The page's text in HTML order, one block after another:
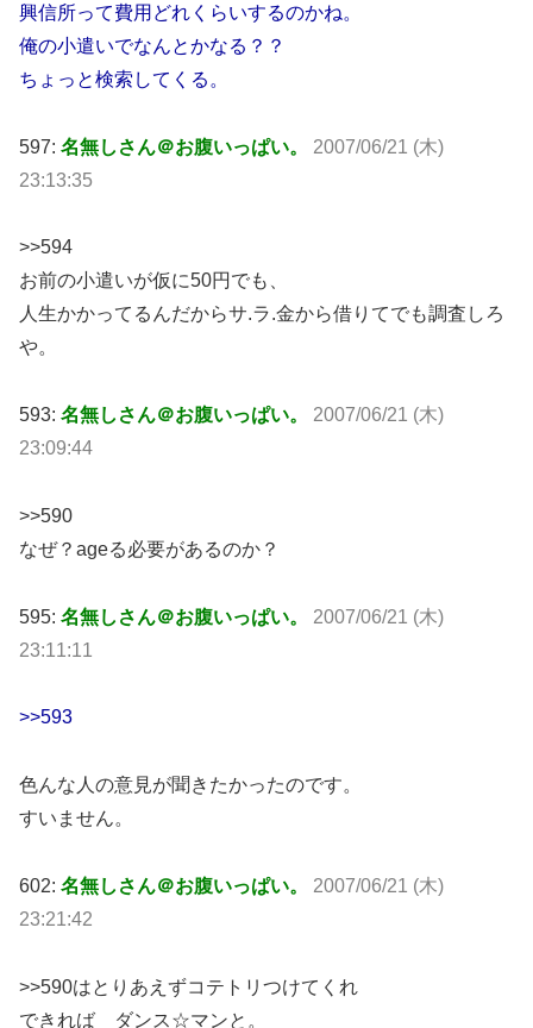
興信所って費用どれくらいするのかね。
俺の小遣いでなんとかなる？？
ちょっと検索してくる。
597: 名無しさん＠お腹いっぱい。 2007/06/21 (木)
23:13:35
>>594
お前の小遣いが仮に50円でも、
人生かかってるんだからサ.ラ.金から借りてでも調査しろ
や。
593: 名無しさん＠お腹いっぱい。 2007/06/21 (木)
23:09:44
>>590
なぜ？ageる必要があるのか？
595: 名無しさん＠お腹いっぱい。 2007/06/21 (木)
23:11:11
>>593
色んな人の意見が聞きたかったのです。
すいません。
602: 名無しさん＠お腹いっぱい。 2007/06/21 (木)
23:21:42
>>590はとりあえずコテトリつけてくれ
できれば ダンス☆マンと。